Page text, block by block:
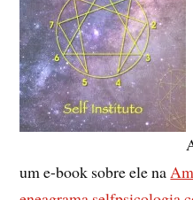
um e-book sobre ele na